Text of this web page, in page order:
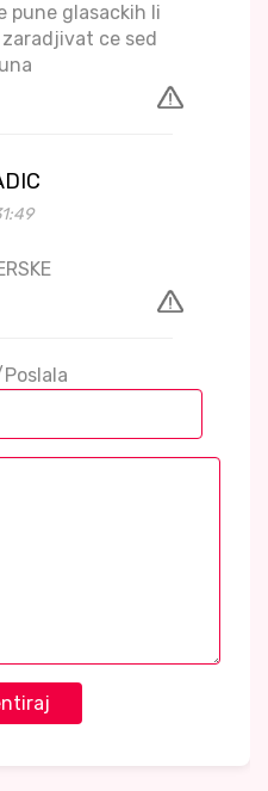
pune glasackih li
ce sed